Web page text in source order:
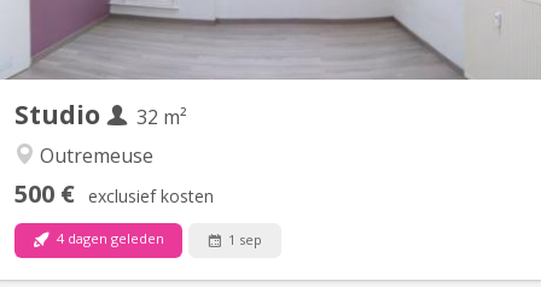
Studio
32 m²
Outremeuse
500 € exclusief kosten
4 dagen geleden 1 sep